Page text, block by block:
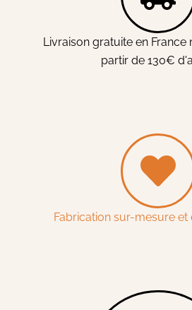
Livraison gratuite en France
partir de 130€
Fabrication sur-mesure et